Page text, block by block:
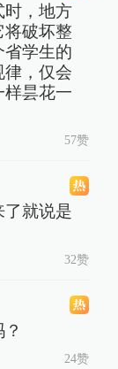
时，地方
将破坏整
省学生的
律，仅会
样昙花一
57赞
了就说是
32赞
24赞